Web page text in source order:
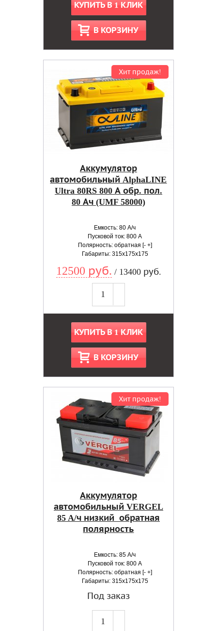
КУПИТЬ В 1 КЛИК
В КОРЗИНУ
Хит продаж!
Аккумулятор
автомобильный AlphaLINE
Ultra 80RS 800 А обр. пол.
80 Ач (UMF 58000)
Емкость: 80 А/ч
Пусковой ток: 800 А
Полярность: обратная [- +]
Габариты: 315x175x175
12500 руб. / 13400 руб.
КУПИТЬ В 1 КЛИК
В КОРЗИНУ
Хит продаж!
Аккумулятор
автомобильный VERGEL
85 A/ч низкий обратная
полярность
Емкость: 85 А/ч
Пусковой ток: 800 А
Полярность: обратная [- +]
Габариты: 315x175x175
Под заказ